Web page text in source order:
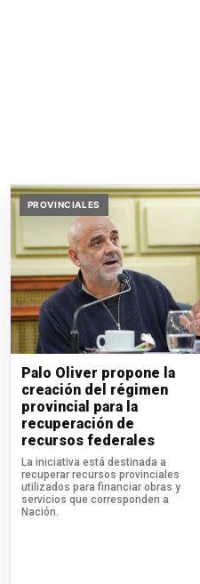
PROVINCIALES
Palo Oliver propone la
creación del régimen
provincial para la
recuperación de
recursos federales
La iniciativa está destinada a
recuperar recursos provinciales
utilizados para financiar obras y
servicios que corresponden a
Nación.